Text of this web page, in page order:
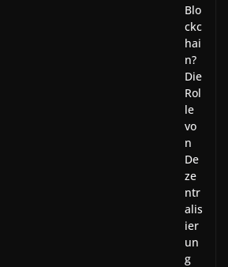
Blo
ckc
hai
n?
Die
Rol
le
vo
n
De
ze
ntr
alis
ier
un
g